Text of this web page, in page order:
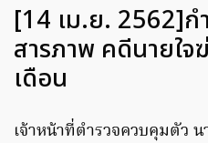
[14 เม.ย. 2562]
สารภาพ คดีนายใจ
เดือน
เจ้าหน้าที่ตำรวจควบคุมตัว​